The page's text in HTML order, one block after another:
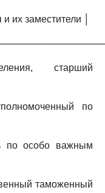
их заместители │
старший
по
по особо важным
таможенный